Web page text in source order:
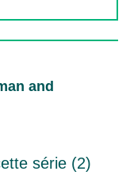
and
série (2)